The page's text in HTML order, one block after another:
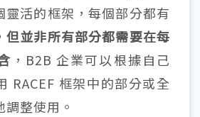
靈活的框架，每個部分都有
但並非所有部分都需要在每
，B2B 企業可以根據自己
RACEF 框架中的部分或全
整使用。